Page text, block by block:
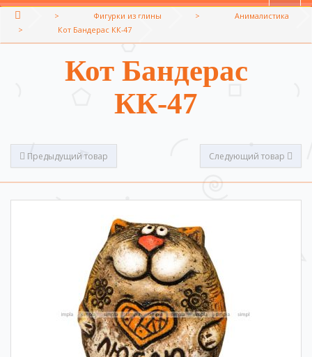
Фигурки из глины
Анималистика
Кот Бандерас КК-47
Кот Бандерас
КК-47
Предыдущий товар Следующий товар